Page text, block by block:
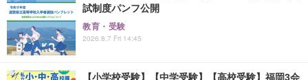
試制度パンフ公開
教育・受験
2026.8.7 Fri 14:45
【小学校受験】【中学受験】【高校受験】福岡3会